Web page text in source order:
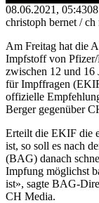
08.06.2021, 05:43
christoph bernet / ch
Am Freitag hat die
Impfstoff von
zwischen 12 und 16
für Impffragen
offizielle
Berger gegenüber
Erteilt die EKIF die
ist, so soll es nach
(BAG) danach
Impfung möglichst
ist», sagte BAG-
CH Media.